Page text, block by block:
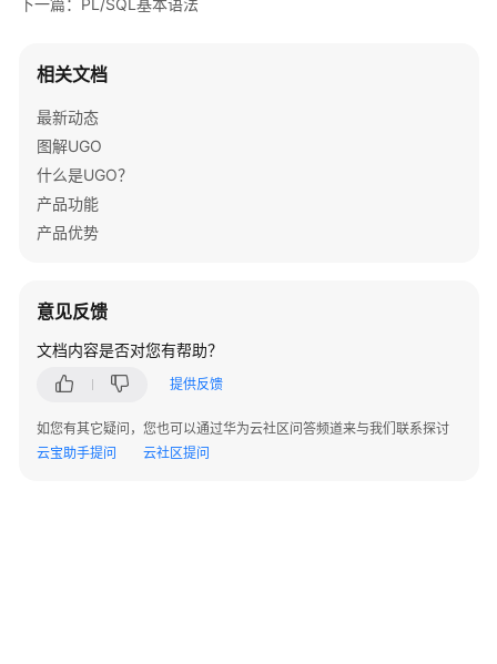
数
评
对
象
迁
移
语
句
转
换
转
换
相关文档
最新动态
图解UGO
什么是UGO？
产品功能
产品优势
意见反馈
文档内容是否对您有帮助？
提供反馈
如您有其它疑问，您也可以通过华为云社区问答频道来与我们联系探讨
云宝助手提问
云社区提问